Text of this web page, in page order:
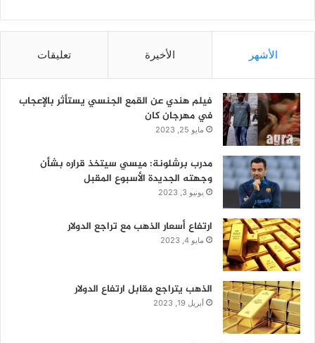
الأشهر الأخيرة تعليقات
فيلم هندي عن القمع الجنسي يستأثر بالإعجاب
في مهرجان كان
مايو 25, 2023
مدرب برشلونة: ميسي سيتخذ قراره بشأن
وجهته الجديدة الأسبوع المقبل
يونيو 3, 2023
ارتفاع أسعار الذهب مع تراجع الدولار
مايو 4, 2023
الذهب يتراجع مقابل ارتفاع الدولار
أبريل 19, 2023